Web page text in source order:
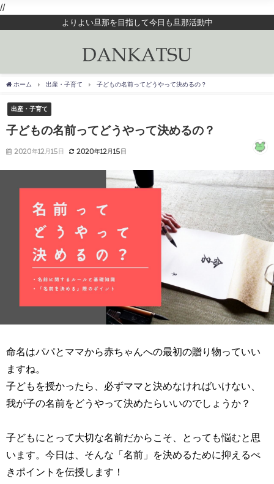
//
よりよい旦那を目指して今日も旦那活動中
ホーム 出産・子育て 子どもの名前ってどうやって決めるの？
出産・子育て
子どもの名前ってどうやって決めるの？
2020年12月15日 2020年12月15日
命名はパパとママから赤ちゃんへの最初の贈り物っていい
ますね。
子どもを授かったら、必ずママと決めなければいけない、
我が子の名前をどうやって決めたらいいのでしょうか？
子どもにとって大切な名前だからこそ、とっても悩むと思
います。今日は、そんな「名前」を決めるために抑えるべ
きポイントを伝授します！